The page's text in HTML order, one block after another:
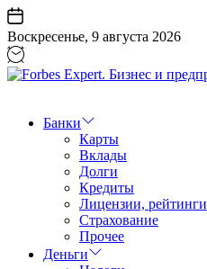
Перейти
к
содержанию
Воскресенье, 9 августа 2026
Бизнес
предпринимательство
Банки
Карты
Вклады
Долги
Кредиты
Лицензии, рейтинги
Страхование
Прочее
Деньги